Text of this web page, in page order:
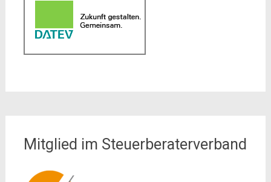
Mitglied im Steuerberaterverband